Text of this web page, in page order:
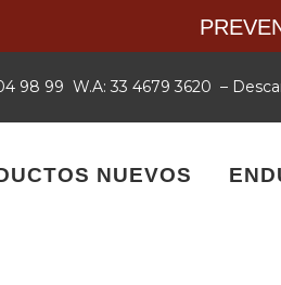
98 99 W.A: 33 4679 3620 –
NUEVOS